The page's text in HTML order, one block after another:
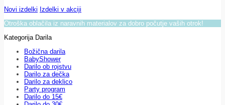
Novi izdelki Izdelki v akciji
Otroška oblačila iz naravnih materialov za dobro počutje vaših otrok!
Kategorija Darila
Božična darila
BabyShower
Darilo ob rojstvu
Darilo za dečka
Darilo za deklico
Party program
Darilo do 15€